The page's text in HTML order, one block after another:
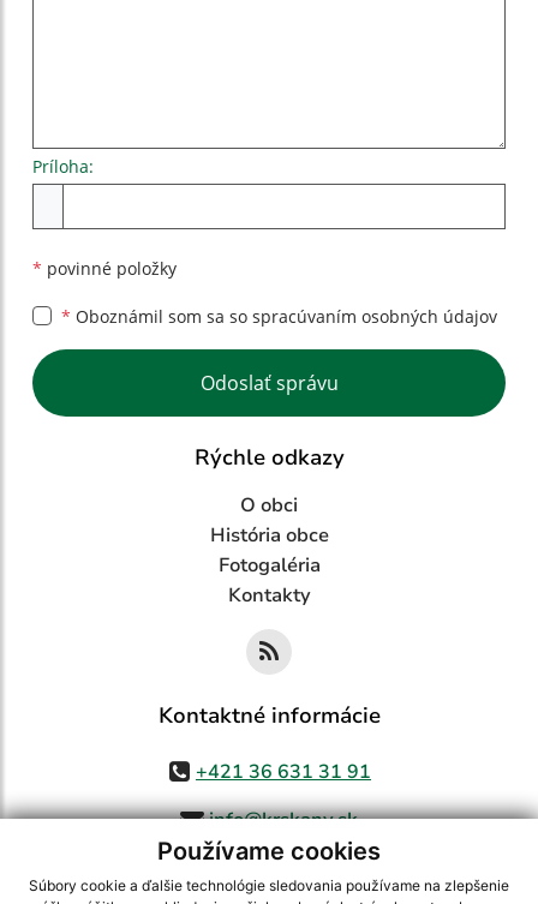
Používame cookies
Súbory cookie a ďalšie technológie sledovania používame na zlepšenie
Príloha:
* povinné položky
* Oboznámil som sa so spracúvaním osobných údajov
Google reCaptcha Response
Odoslať správu
Rýchle odkazy
O obci
História obce
Fotogaléria
Kontakty
Kontaktné informácie
+421 36 631 31 91
info@krskany.sk